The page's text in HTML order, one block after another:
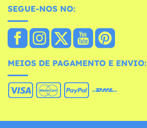
SEGUE-NOS NO:
MEIOS DE PAGAMENTO E ENVIO: